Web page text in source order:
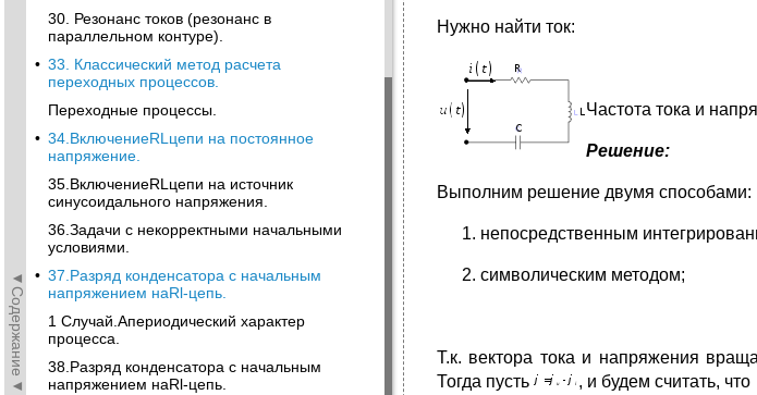
◄Содержание◄
30. Резонанс токов (резонанс в
параллельном контуре).
• 33. Классический метод расчета
переходных процессов.
Переходные процессы.
• 34.ВключениеRLцепи на постоянное
напряжение.
35.ВключениеRLцепи на источник
синусоидального напряжения.
36.Задачи с некорректными начальными
условиями.
• 37.Разряд конденсатора с начальным
напряжением наRl-цепь.
1 Случай.Апериодический характер
процесса.
38.Разряд конденсатора с начальным
напряжением наRl-цепь.
Нужно найти ток:
Частота тока и
Решение:
Выполним решение двумя способами:
непосредственным
символическим методом;
Т.к. вектора тока и напряжения
Тогда пусть
, и будем считать, что